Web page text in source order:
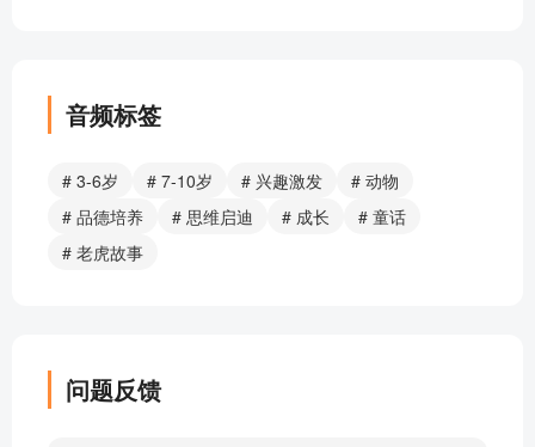
音频标签
# 3-6岁 # 7-10岁 # 兴趣激发
# 动物
# 品德培养
# 思维启迪 # 成长
# 童话
# 老虎故事
问题反馈